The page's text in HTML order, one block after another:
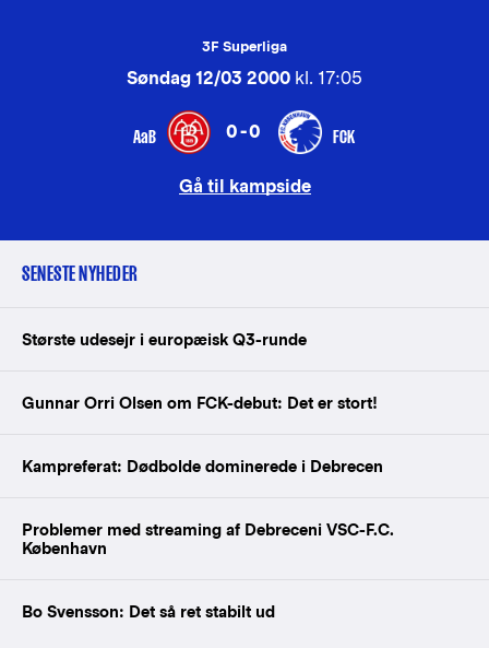
3F Superliga
Søndag 12/03 2000 kl. 17:05
AaB 0-0 FCK
Gå til kampside
SENESTE NYHEDER
Største udesejr i europæisk Q3-runde
Gunnar Orri Olsen om FCK-debut: Det er stort!
Kampreferat: Dødbolde dominerede i Debrecen
Problemer med streaming af Debreceni VSC-F.C.
København
Bo Svensson: Det så ret stabilt ud